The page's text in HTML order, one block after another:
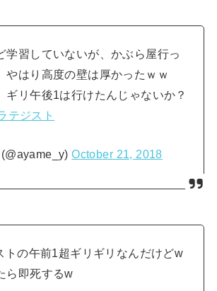
学習していないが、かぶら屋行っ
やはり高度の壁は厚かったｗｗ
リ午後1は行けたんじゃないか？
テジスト
October 21, 2018
トの午前1超ギリギリなんだけどw
ら即死するw